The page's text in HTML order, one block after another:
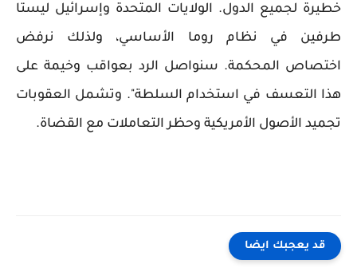
خطيرة لجميع الدول. الولايات المتحدة وإسرائيل ليستا
طرفين في نظام روما الأساسي، ولذلك نرفض
اختصاص المحكمة. سنواصل الرد بعواقب وخيمة على
هذا التعسف في استخدام السلطة". وتشمل العقوبات
تجميد الأصول الأمريكية وحظر التعاملات مع القضاة.
قد يعجبك ايضا